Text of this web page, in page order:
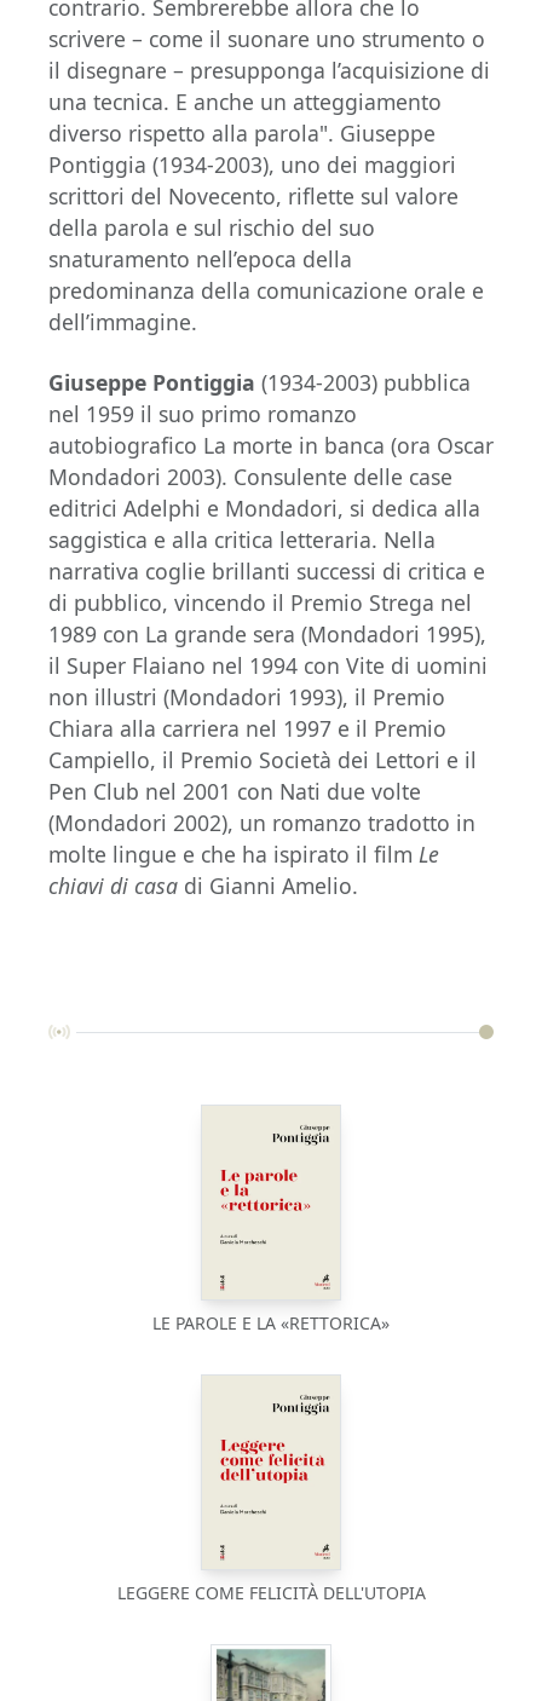
contrario. Sembrerebbe allora che lo
scrivere – come il suonare uno strumento o
il disegnare – presupponga l’acquisizione di
una tecnica. E anche un atteggiamento
diverso rispetto alla parola". Giuseppe
Pontiggia (1934-2003), uno dei maggiori
scrittori del Novecento, riflette sul valore
della parola e sul rischio del suo
snaturamento nell’epoca della
predominanza della comunicazione orale e
dell’immagine.
Giuseppe Pontiggia (1934-2003) pubblica
nel 1959 il suo primo romanzo
autobiografico La morte in banca (ora Oscar
Mondadori 2003). Consulente delle case
editrici Adelphi e Mondadori, si dedica alla
saggistica e alla critica letteraria. Nella
narrativa coglie brillanti successi di critica e
di pubblico, vincendo il Premio Strega nel
1989 con La grande sera (Mondadori 1995),
il Super Flaiano nel 1994 con Vite di uomini
non illustri (Mondadori 1993), il Premio
Chiara alla carriera nel 1997 e il Premio
Campiello, il Premio Società dei Lettori e il
Pen Club nel 2001 con Nati due volte
(Mondadori 2002), un romanzo tradotto in
molte lingue e che ha ispirato il film Le
chiavi di casa di Gianni Amelio.
LE PAROLE E LA «RETTORICA»
LEGGERE COME FELICITÀ DELL'UTOPIA